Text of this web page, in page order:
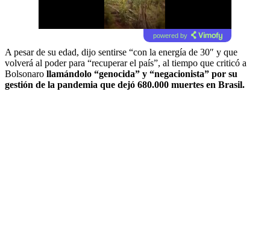
powered by
A pesar de su edad, dijo sentirse “con la energía de 30″ y que
volverá al poder para “recuperar el país”, al tiempo que criticó a
Bolsonaro llamándolo “genocida” y “negacionista” por su
gestión de la pandemia que dejó 680.000 muertes en Brasil.